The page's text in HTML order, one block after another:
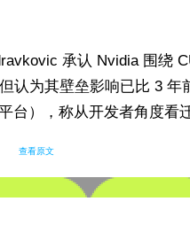
承认 Nvidia 围绕
认为其壁垒影响已比 3 年
台），称从开发者角度看
查看原文